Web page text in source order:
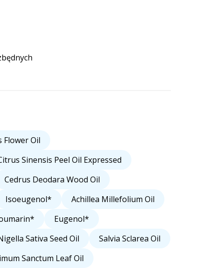
Flower Oil
Sinensis Peel Oil Expressed
Cedrus Deodara Wood Oil
Isoeugenol*
Achillea Millefolium Oil
Eugenol*
Sativa Seed Oil
Salvia Sclarea Oil
Sanctum Leaf Oil